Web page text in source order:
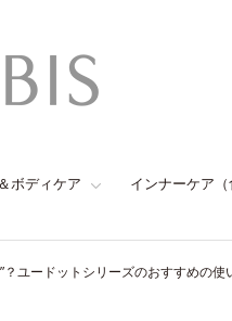
ボディケア インナーケア（
ユードットシリーズのおすすめの使